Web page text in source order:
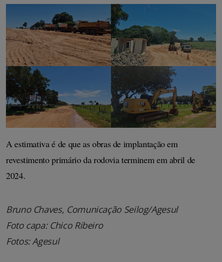
A estimativa é de que as obras de implantação em
revestimento primário da rodovia terminem em abril de
2024.
Bruno Chaves, Comunicação Seilog/Agesul
Foto capa: Chico Ribeiro
Fotos: Agesul